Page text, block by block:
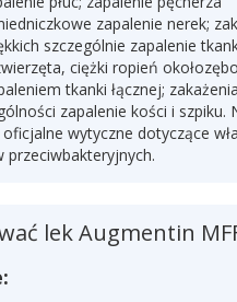
zapalenie nerek;
szczególnie zapalenie
ciężki ropień
tkanki łącznej;
zapalenie kości i szpiku.
wytyczne dotyczące
przeciwbakteryjnych.
lek Augmentin